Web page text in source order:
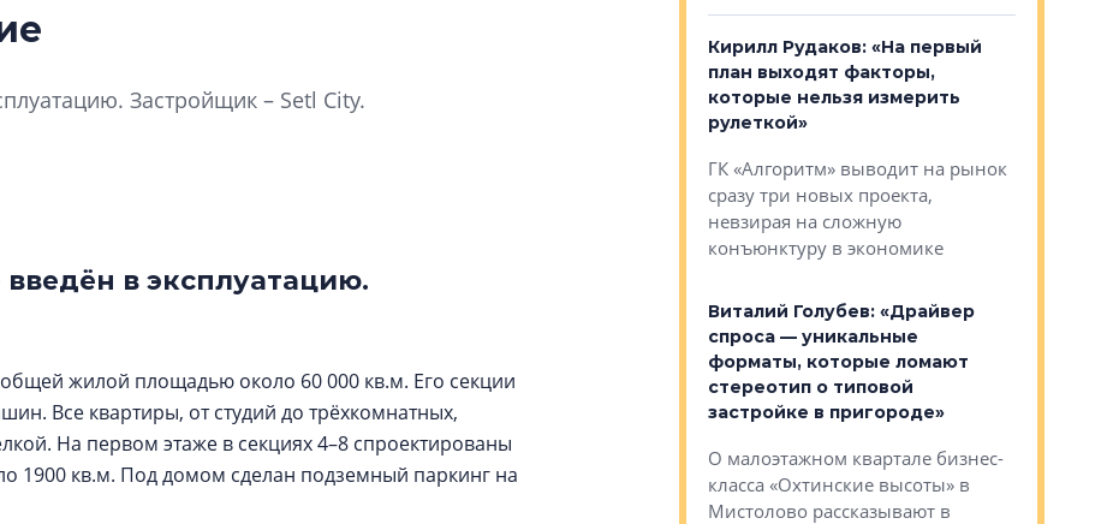
Застройщик – Setl City.
в эксплуатацию.
жилой площадью около 60 000 кв.м. Его секции
Все квартиры, от студий до трёхкомнатных,
На первом этаже в секциях 4–8 спроектированы
кв.м. Под домом сделан подземный паркинг на
О потенциале «серого пояса»,
технологиях и корпоративной
культуре рассказывает
гендиректор STAVNI Александр
Кирилл Рудаков: «На первый
план выходят факторы,
которые нельзя измерить
рулеткой»
ГК «Алгоритм» выводит на рынок
сразу три новых проекта,
невзирая на сложную
конъюнктуру в экономике
Виталий Голубев: «Драйвер
спроса — уникальные
форматы, которые ломают
стереотип о типовой
застройке в пригороде»
О малоэтажном квартале бизнес-
класса «Охтинские высоты» в
Мистолово рассказывают в